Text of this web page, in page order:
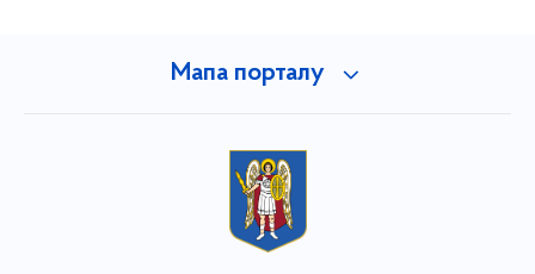
Мапа порталу